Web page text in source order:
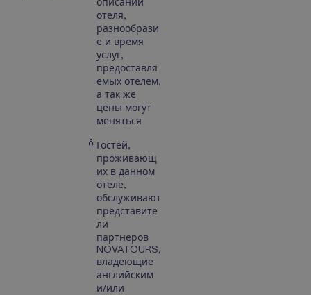
отеля,
разнообрази
е и время
услуг,
предоставля
емых отелем,
а так же
цены могут
меняться
Гостей,
проживающ
их в данном
отеле,
обслуживают
представите
ли
партнеров
NOVATOURS,
владеющие
английским
и/или